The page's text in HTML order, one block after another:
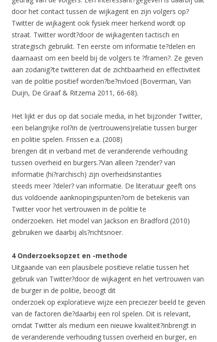
door het contact tussen de wijkagent en zijn volgers op?
Twitter de wijkagent ook fysiek meer herkend wordt op
straat. Twitter wordt?door de wijkagenten tactisch en
strategisch gebruikt. Ten eerste om informatie te?delen en
daarnaast om een beeld bij de volgers te ?framen?. Ze geven
aan zodanig?te twitteren dat de zichtbaarheid en effectiviteit
van de politie positief worden?be?nvloed (Boverman, Van
Duijn, De Graaf & Ritzema 2011, 66-68).
Het lijkt er dus op dat sociale media, in het bijzonder Twitter,
een belangrijke rol?in de (vertrouwens)relatie tussen burger
en politie spelen. Frissen e.a. (2008)
brengen dit in verband met de veranderende verhouding
tussen overheid en burgers.?Van alleen ?zender? van
informatie (hi?rarchisch) zijn overheidsinstanties
steeds meer ?deler? van informatie. De literatuur geeft ons
dus voldoende aanknopingspunten?om de betekenis van
Twitter voor het vertrouwen in de politie te
onderzoeken. Het model van Jackson en Bradford (2010)
gebruiken we daarbij als?richtsnoer.
4 Onderzoeksopzet en -methode
Uitgaande van een plausibele positieve relatie tussen het
gebruik van Twitter?door de wijkagent en het vertrouwen van
de burger in de politie, beoogt dit
onderzoek op exploratieve wijze een preciezer beeld te geven
van de factoren die?daarbij een rol spelen. Dit is relevant,
omdat Twitter als medium een nieuwe kwaliteit?inbrengt in
de veranderende verhouding tussen overheid en burger, en